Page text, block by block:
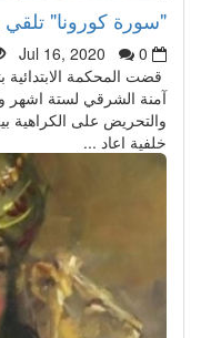
"سورة كورونا" تلقي
Jul 16, 2020
0
قضت المحكمة الابتدائية
آمنة الشرقي لستة اشهر
والتحريض على الكراهية
خلفية اعاد ...